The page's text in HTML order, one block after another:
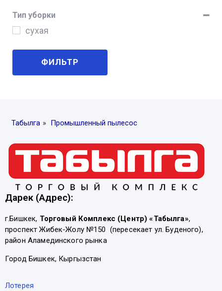
Тип уборки
сухая
ФИЛЬТР
Табылга » Промышленный пылесос
Дарек (Адрес):
г.Бишкек, Торговый Комплекс (Центр) «Табылга»,
проспект Жибек-Жолу №150 (пересекает ул. Буденого),
район Аламединского рынка
Город Бишкек, Кыргызстан
Лотерея